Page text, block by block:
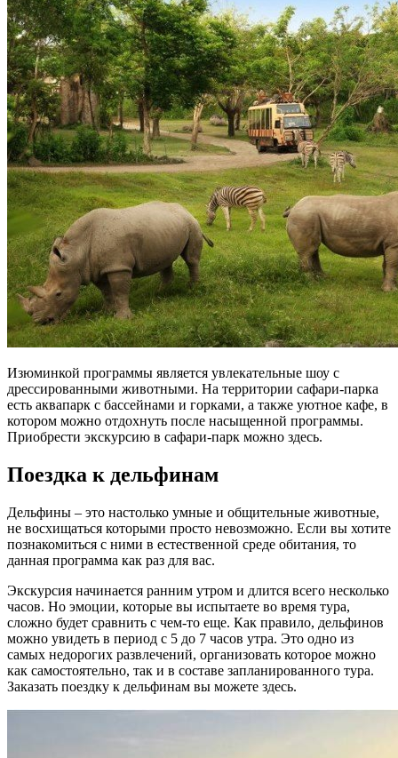
Изюминкой программы является увлекательные шоу с
дрессированными животными. На территории сафари-парка
есть аквапарк с бассейнами и горками, а также уютное кафе, в
котором можно отдохнуть после насыщенной программы.
Приобрести экскурсию в сафари-парк можно здесь.
Поездка к дельфинам
Дельфины – это настолько умные и общительные животные,
не восхищаться которыми просто невозможно. Если вы хотите
познакомиться с ними в естественной среде обитания, то
данная программа как раз для вас.
Экскурсия начинается ранним утром и длится всего несколько
часов. Но эмоции, которые вы испытаете во время тура,
сложно будет сравнить с чем-то еще. Как правило, дельфинов
можно увидеть в период с 5 до 7 часов утра. Это одно из
самых недорогих развлечений, организовать которое можно
как самостоятельно, так и в составе запланированного тура.
Заказать поездку к дельфинам вы можете здесь.